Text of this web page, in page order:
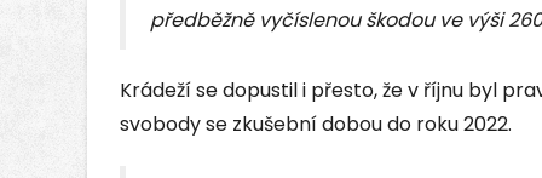
předběžně vyčíslenou škodou ve výši
Krádeží se dopustil i přesto, že v říjnu byl
svobody se zkušební dobou do roku 2022.